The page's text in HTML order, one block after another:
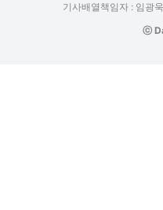
기사배열책임자 : 임광욱
ⓒ